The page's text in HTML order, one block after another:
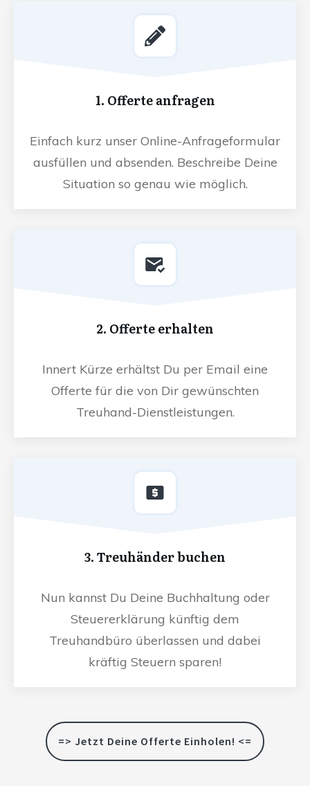
1. Offerte anfragen
Einfach kurz unser Online-Anfrageformular
ausfüllen und absenden. Beschreibe Deine
Situation so genau wie möglich.
2. Offerte erhalten
Innert Kürze erhältst Du per Email eine
Offerte für die von Dir gewünschten
Treuhand-Dienstleistungen.
3. Treuhänder buchen
Nun kannst Du Deine Buchhaltung oder
Steuererklärung künftig dem
Treuhandbüro überlassen und dabei
kräftig Steuern sparen!
=> Jetzt Deine Offerte Einholen! <=